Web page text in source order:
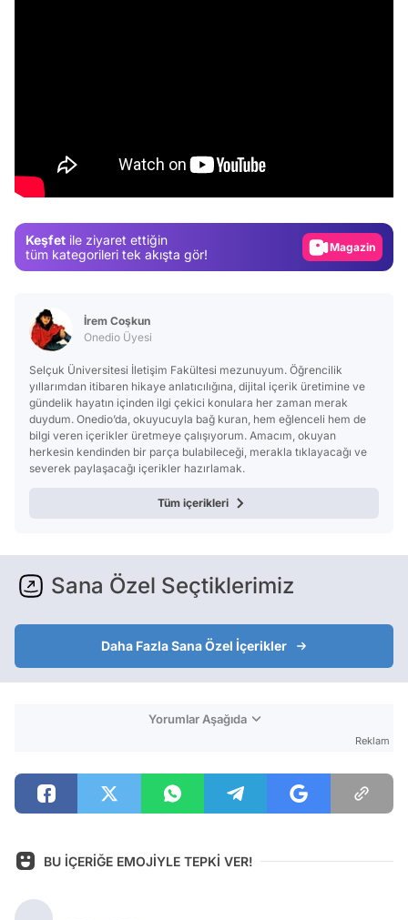
Keşfet ile ziyaret ettiğin
tüm kategorileri tek akışta gör!
Magazin
İrem Coşkun
Onedio Üyesi
Selçuk Üniversitesi İletişim Fakültesi mezunuyum. Öğrencilik
yıllarımdan itibaren hikaye anlatıcılığına, dijital içerik üretimine ve
gündelik hayatın içinden ilgi çekici konulara her zaman merak
duydum. Onedio’da, okuyucuyla bağ kuran, hem eğlenceli hem de
bilgi veren içerikler üretmeye çalışıyorum. Amacım, okuyan
herkesin kendinden bir parça bulabileceği, merakla tıklayacağı ve
severek paylaşacağı içerikler hazırlamak.
Tüm içerikleri
Sana Özel Seçtiklerimiz
Daha Fazla Sana Özel İçerikler
Yorumlar Aşağıda
Reklam
BU İÇERİĞE EMOJİYLE TEPKİ VER!